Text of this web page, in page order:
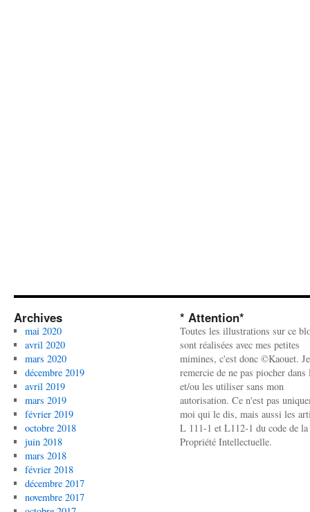
Archives
mai 2020
avril 2020
mars 2020
décembre 2019
avril 2019
mars 2019
février 2019
octobre 2018
juin 2018
mars 2018
février 2018
décembre 2017
novembre 2017
* Attention*
Toutes les illustrations sur ce
sont réalisées avec mes petites
mimines, c'est donc ©Kaouet.
remercie de ne pas piocher dans
et/ou les utiliser sans mon
autorisation. Ce n'est pas
moi qui le dis, mais aussi les
L 111-1 et L112-1 du code de la
Propriété Intellectuelle.